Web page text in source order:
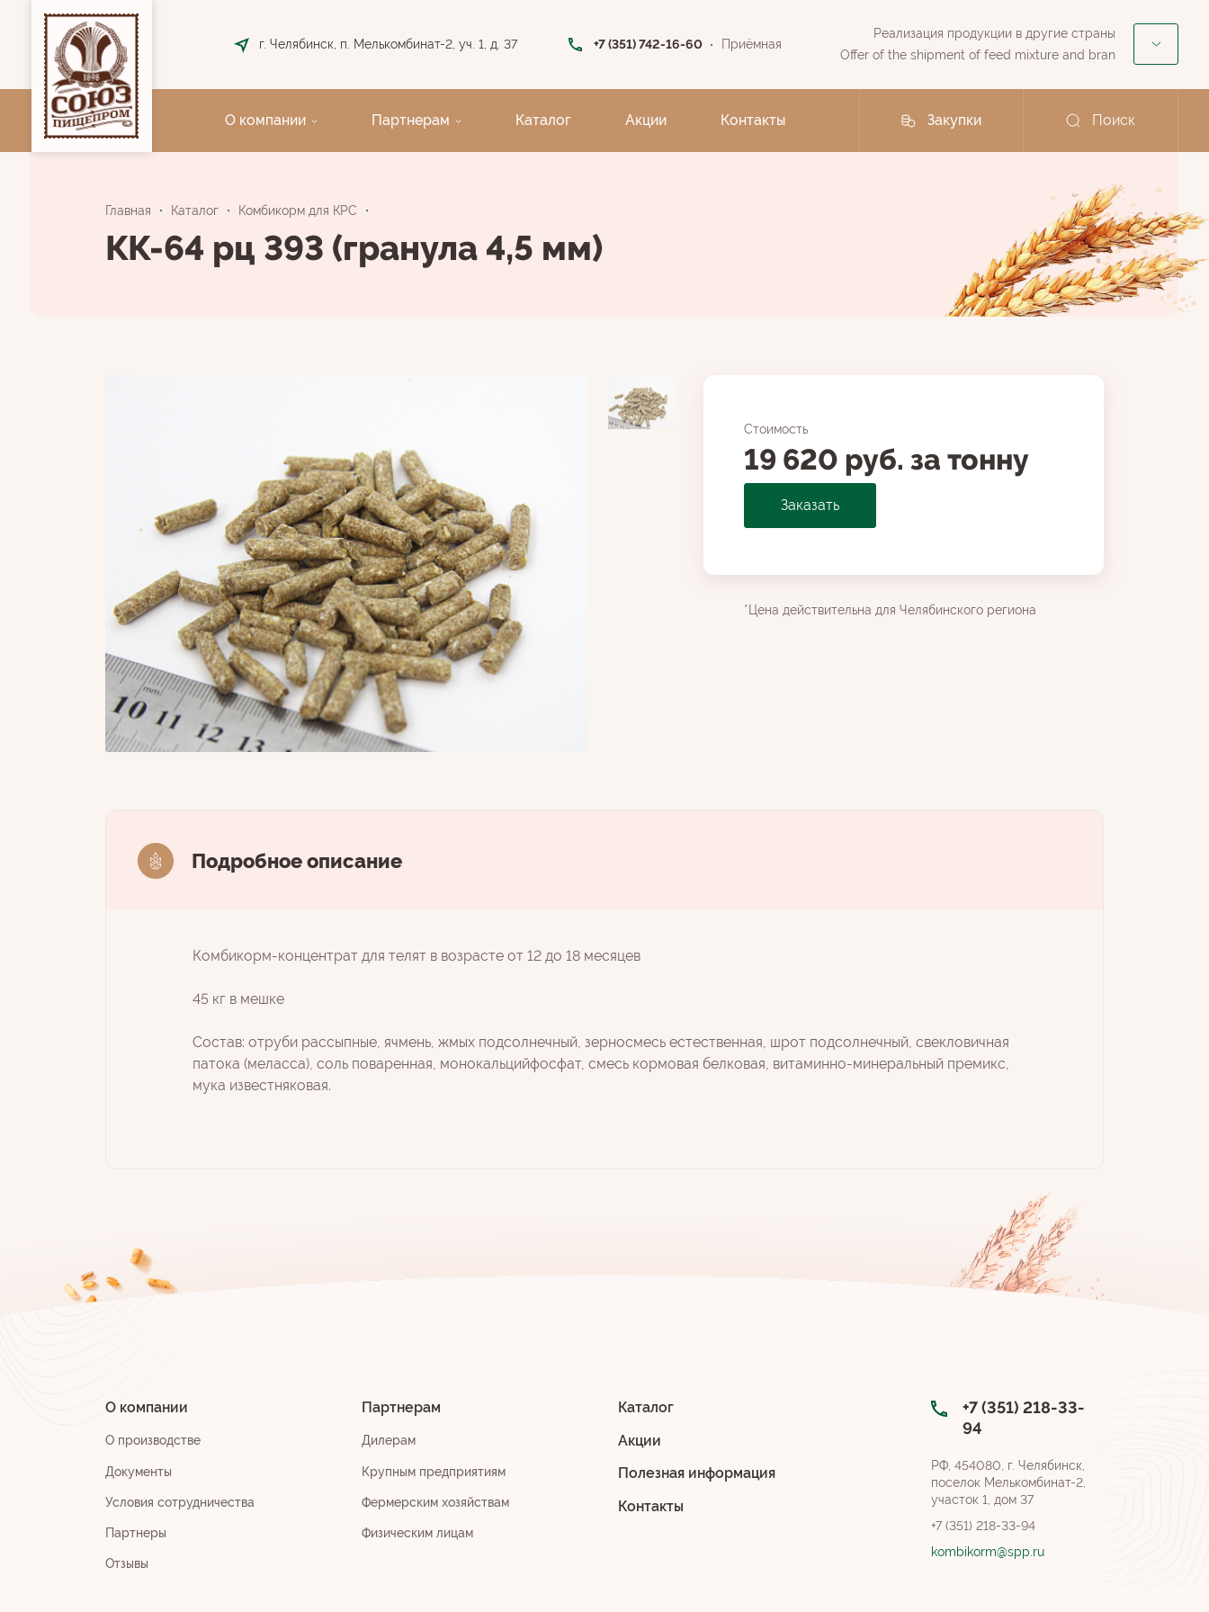
г. Челябинск, п. Мелькомбинат-2, уч. 1, д. 37 +7 (351) 742-16-60 Приёмная
Реализация продукции в другие страны
Offer of the shipment of feed mixture and bran
О компании Партнерам Каталог Акции Контакты Закупки Поиск
Главная Каталог Комбикорм для КРС
КК-64 рц 393 (гранула 4,5 мм)
Стоимость
19 620 руб. за тонну
Заказать
*Цена действительна для Челябинского региона
Подробное описание
Комбикорм-концентрат для телят в возрасте от 12 до 18 месяцев
45 кг в мешке
Состав: отруби рассыпные, ячмень, жмых подсолнечный, зерносмесь естественная, шрот подсолнечный, свекловичная
патока (меласса), соль поваренная, монокальцийфосфат, смесь кормовая белковая, витаминно-минеральный премикс,
мука известняковая.
О компании
О производстве
Документы
Условия сотрудничества
Партнеры
Отзывы
Партнерам
Дилерам
Крупным предприятиям
Фермерским хозяйствам
Физическим лицам
Каталог
Акции
Полезная информация
Контакты
+7 (351) 218-33-
94
РФ, 454080, г. Челябинск,
поселок Мелькомбинат-2,
участок 1, дом 37
+7 (351) 218-33-94
kombikorm@spp.ru